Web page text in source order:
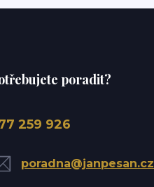
poradit?
259 926
poradna@janpesan.cz